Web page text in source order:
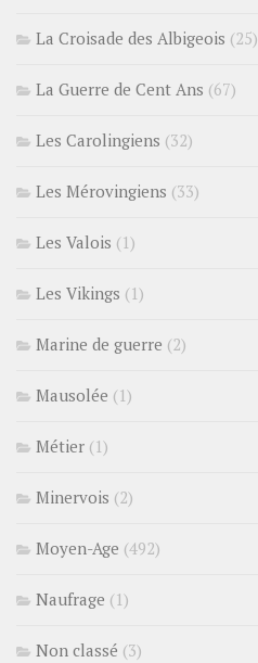
La Croisade des Albigeois (25)
La Guerre de Cent Ans (67)
Les Carolingiens (32)
Les Mérovingiens (33)
Les Valois (1)
Les Vikings (1)
Marine de guerre (2)
Mausolée (1)
Métier (1)
Minervois (2)
Moyen-Age (492)
Naufrage (1)
Non classé (3)